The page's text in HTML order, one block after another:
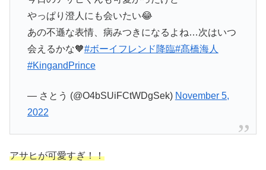
やっぱり澄人にも会いたい😂
あの不遜な表情、病みつきになるよね…次はいつ
会えるかな🧡#ボーイフレンド降臨#髙橋海人
#KingandPrince
— さとう (@O4bSUiFCtWDgSek) November 5,
2022
アサヒが可愛すぎ！！